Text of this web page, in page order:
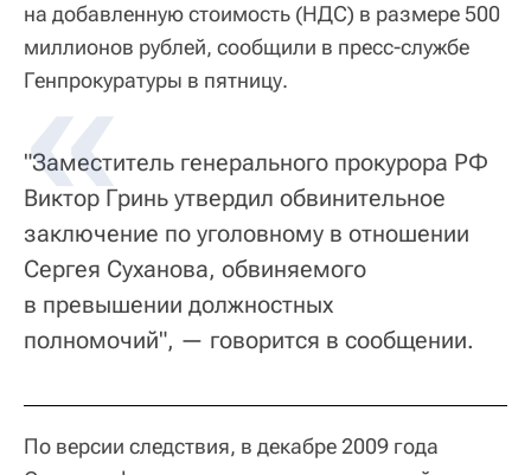
на добавленную стоимость (НДС) в размере 500
миллионов рублей, сообщили в пресс-службе
Генпрокуратуры в пятницу.
"Заместитель генерального прокурора РФ
Виктор Гринь утвердил обвинительное
заключение по уголовному в отношении
Сергея Суханова, обвиняемого
в превышении должностных
полномочий", — говорится в сообщении.
По версии следствия, в декабре 2009 года